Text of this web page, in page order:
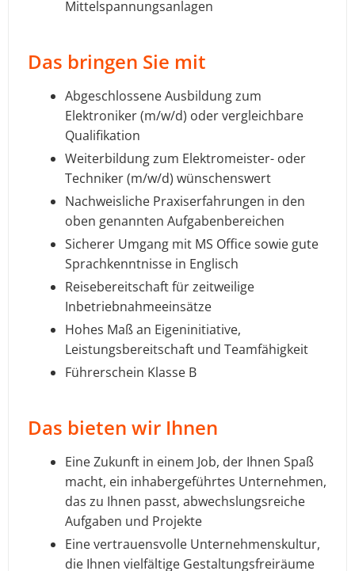
Mittelspannungsanlagen
Das bringen Sie mit
Abgeschlossene Ausbildung zum
Elektroniker (m/w/d) oder vergleichbare
Qualifikation
Weiterbildung zum Elektromeister- oder
Techniker (m/w/d) wünschenswert
Nachweisliche Praxiserfahrungen in den
oben genannten Aufgabenbereichen
Sicherer Umgang mit MS Office sowie gute
Sprachkenntnisse in Englisch
Reisebereitschaft für zeitweilige
Inbetriebnahmeeinsätze
Hohes Maß an Eigeninitiative,
Leistungsbereitschaft und Teamfähigkeit
Führerschein Klasse B
Das bieten wir Ihnen
Eine Zukunft in einem Job, der Ihnen Spaß
macht, ein inhabergeführtes Unternehmen,
das zu Ihnen passt, abwechslungsreiche
Aufgaben und Projekte
Eine vertrauensvolle Unternehmenskultur,
die Ihnen vielfältige Gestaltungsfreiräume